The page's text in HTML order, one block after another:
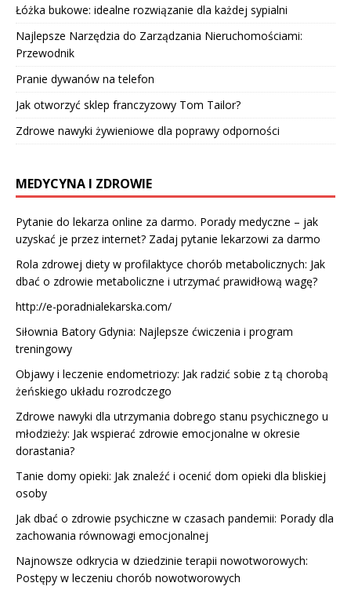
Łóżka bukowe: idealne rozwiązanie dla każdej sypialni
Najlepsze Narzędzia do Zarządzania Nieruchomościami:
Przewodnik
Pranie dywanów na telefon
Jak otworzyć sklep franczyzowy Tom Tailor?
Zdrowe nawyki żywieniowe dla poprawy odporności
MEDYCYNA I ZDROWIE
Pytanie do lekarza online za darmo. Porady medyczne – jak
uzyskać je przez internet? Zadaj pytanie lekarzowi za darmo
Rola zdrowej diety w profilaktyce chorób metabolicznych: Jak
dbać o zdrowie metaboliczne i utrzymać prawidłową wagę?
http://e-poradnialekarska.com/
Siłownia Batory Gdynia: Najlepsze ćwiczenia i program
treningowy
Objawy i leczenie endometriozy: Jak radzić sobie z tą chorobą
żeńskiego układu rozrodczego
Zdrowe nawyki dla utrzymania dobrego stanu psychicznego u
młodzieży: Jak wspierać zdrowie emocjonalne w okresie
dorastania?
Tanie domy opieki: Jak znaleźć i ocenić dom opieki dla bliskiej
osoby
Jak dbać o zdrowie psychiczne w czasach pandemii: Porady dla
zachowania równowagi emocjonalnej
Najnowsze odkrycia w dziedzinie terapii nowotworowych:
Postępy w leczeniu chorób nowotworowych